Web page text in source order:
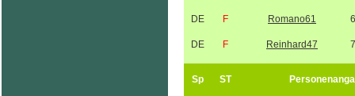
DE F Romano61
DE F Reinhard47
Sp ST